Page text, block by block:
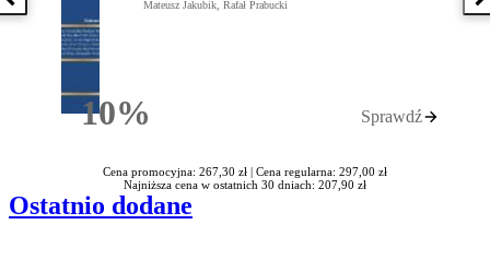
Poprzednia książka
10%Rabatu
Mateusz Jakubik, Rafał Prabucki
Sprawdź
Cena promocyjna: 267,30 zł | Cena regularna: 297,00 zł
Najniższa cena w ostatnich 30 dniach: 207,90 zł
Ostatnio dodane